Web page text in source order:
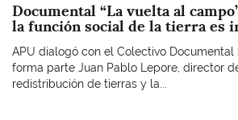
Documental “La vuelta al
la función social de la tierra es
APU dialogó con el Colectivo
forma parte Juan Pablo Lepore, director
redistribución de tierras y la...